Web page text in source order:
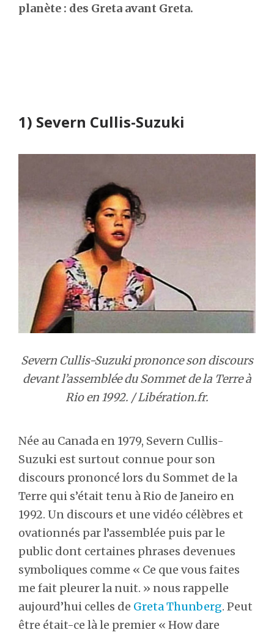
planète : des Greta avant Greta.
1) Severn Cullis-Suzuki
Severn Cullis-Suzuki prononce son discours
devant l’assemblée du Sommet de la Terre à
Rio en 1992. / Libération.fr.
Née au Canada en 1979, Severn Cullis-
Suzuki est surtout connue pour son
discours prononcé lors du Sommet de la
Terre qui s’était tenu à Rio de Janeiro en
1992. Un discours et une vidéo célèbres et
ovationnés par l’assemblée puis par le
public dont certaines phrases devenues
symboliques comme « Ce que vous faites
me fait pleurer la nuit. » nous rappelle
aujourd’hui celles de Greta Thunberg. Peut
être était-ce là le premier « How dare